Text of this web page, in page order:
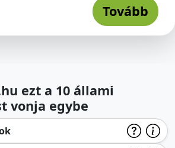
Tovább
ezt a 10 állami
vonja egybe